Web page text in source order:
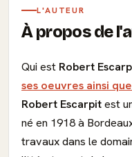
L'AUTEUR
À propos de
Qui est Robert
ses oeuvres ainsi
Robert Escarpitest
né en 1918 à
travaux dans le